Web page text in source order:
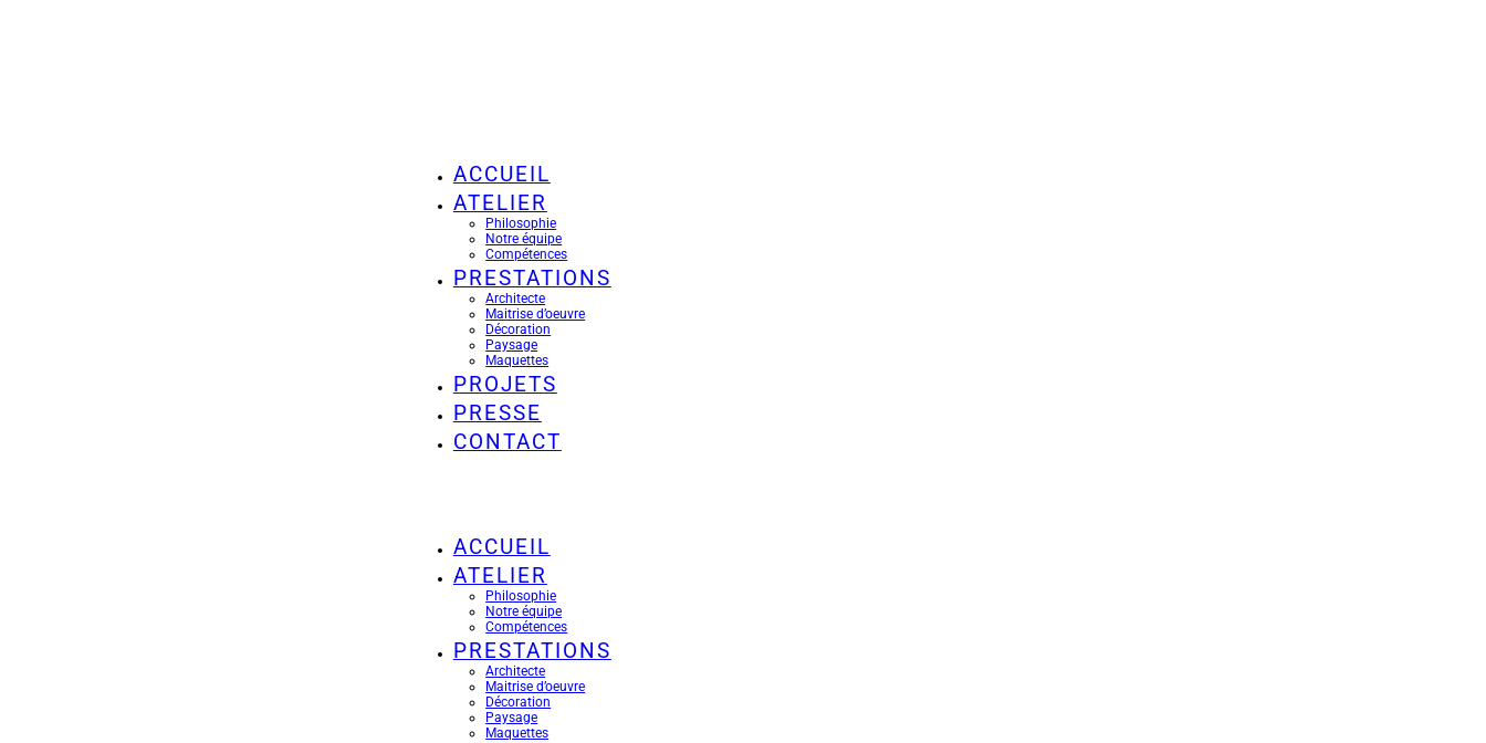
ACCUEIL
ATELIER
Philosophie
Notre équipe
Compétences
PRESTATIONS
Architecte
Maitrise d’oeuvre
Décoration
Paysage
Maquettes
PROJETS
PRESSE
CONTACT
ACCUEIL
ATELIER
Philosophie
Notre équipe
Compétences
PRESTATIONS
Architecte
Maitrise d’oeuvre
Décoration
Paysage
Maquettes